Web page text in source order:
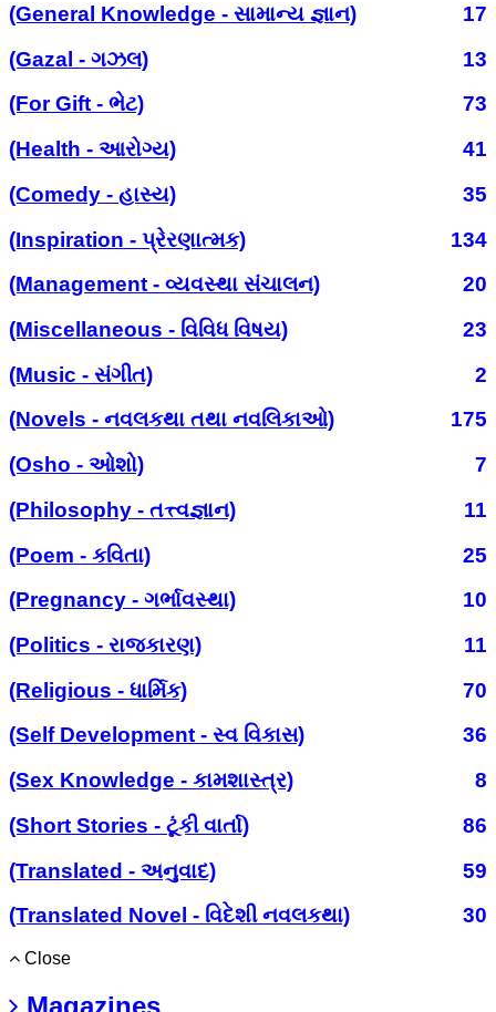
(General Knowledge - સામાન્ય જ્ઞાન)
17
(Gazal - ગઝલ)
13
(For Gift - ભેટ)
73
(Health - આરોગ્ય)
41
(Comedy - હાસ્ય)
35
(Inspiration - પ્રેરણાત્મક)
134
(Management - વ્યવસ્થા સંચાલન)
20
(Miscellaneous - વિવિધ વિષય)
23
(Music - સંગીત)
2
(Novels - નવલકથા તથા નવલિકાઓ)
175
(Osho - ઓશો)
7
(Philosophy - તત્ત્વજ્ઞાન)
11
(Poem - કવિતા)
25
(Pregnancy - ગર્ભાવસ્થા)
10
(Politics - રાજકારણ)
11
(Religious - ધાર્મિક)
70
(Self Development - સ્વ વિકાસ)
36
(Sex Knowledge - કામશાસ્ત્ર)
8
(Short Stories - ટૂંકી વાર્તા)
86
(Translated - અનુવાદ)
59
(Translated Novel - વિદેશી નવલકથા)
30
Close
Magazines